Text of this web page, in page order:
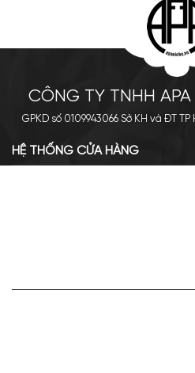
CÔNG TY TNHH APA
GPKD số 0109943066 Sở KH và ĐT
HỆ THỐNG CỬA HÀNG